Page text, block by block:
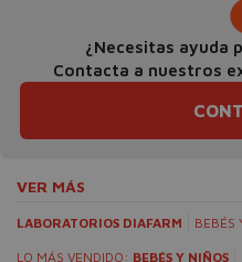
¿Necesitas ayuda
Contacta a nuestros
VER MÁS
LABORATORIOS DIAFARM BEBÉS
LO MÁS VENDIDO: BEBÉS Y NIÑOS